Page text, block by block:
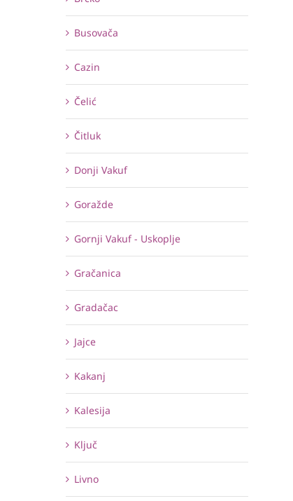
Busovača
Cazin
Čelić
Čitluk
Donji Vakuf
Goražde
Gornji Vakuf - Uskoplje
Gračanica
Gradačac
Jajce
Kakanj
Kalesija
Ključ
Livno